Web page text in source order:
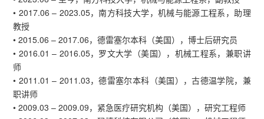
• 2017.06 – 2023.05，南方科技大学，机械与能源工程系，助理
教授
• 2015.06 – 2017.06，德雷塞尔本科（美国），博士后研究员
• 2016.01 – 2016.05，罗文大学（美国），机械工程系，兼职讲
师
• 2011.01 – 2011.03，德雷塞尔本科（美国），古德温学院，兼
职讲师
• 2009.03 – 2009.09，紧急医疗研究机构（美国），研究工程师